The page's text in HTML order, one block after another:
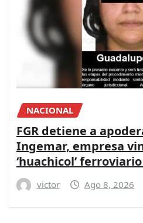
NACIONAL
FGR detiene a
Ingemar, empresa
‘huachicol’
victor Ago 8, 2026